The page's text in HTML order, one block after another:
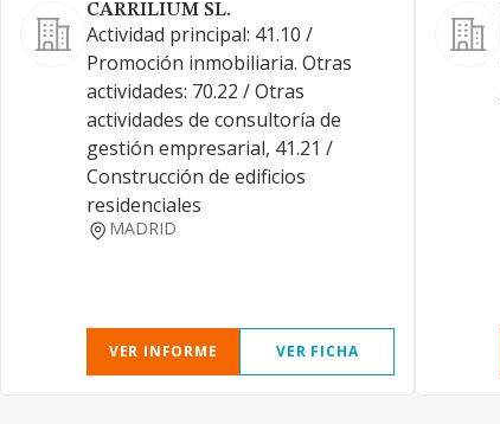
CARRILIUM SL.
Actividad principal: 41.10 /
Promoción inmobiliaria. Otras
actividades: 70.22 / Otras
actividades de consultoría de
gestión empresarial, 41.21 /
Construcción de edificios
residenciales
MADRID
VER INFORME VER FICHA